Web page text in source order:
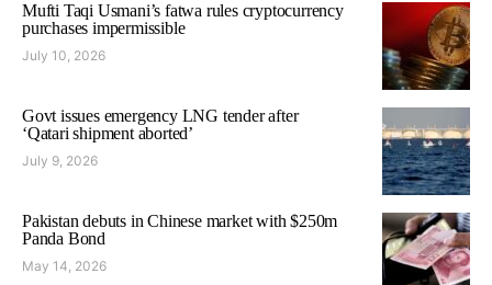
Mufti Taqi Usmani’s fatwa rules cryptocurrency
purchases impermissible
July 10, 2026
Govt issues emergency LNG tender after
‘Qatari shipment aborted’
July 9, 2026
Pakistan debuts in Chinese market with $250m
Panda Bond
May 14, 2026